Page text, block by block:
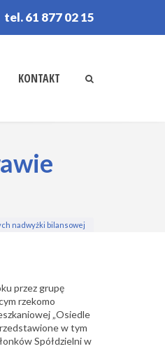
tel. 61 877 02 15
KONTAKT
nadwyżki bilansowej
przez grupę
rzekomo
„Osiedle
w tym
Spółdzielni w